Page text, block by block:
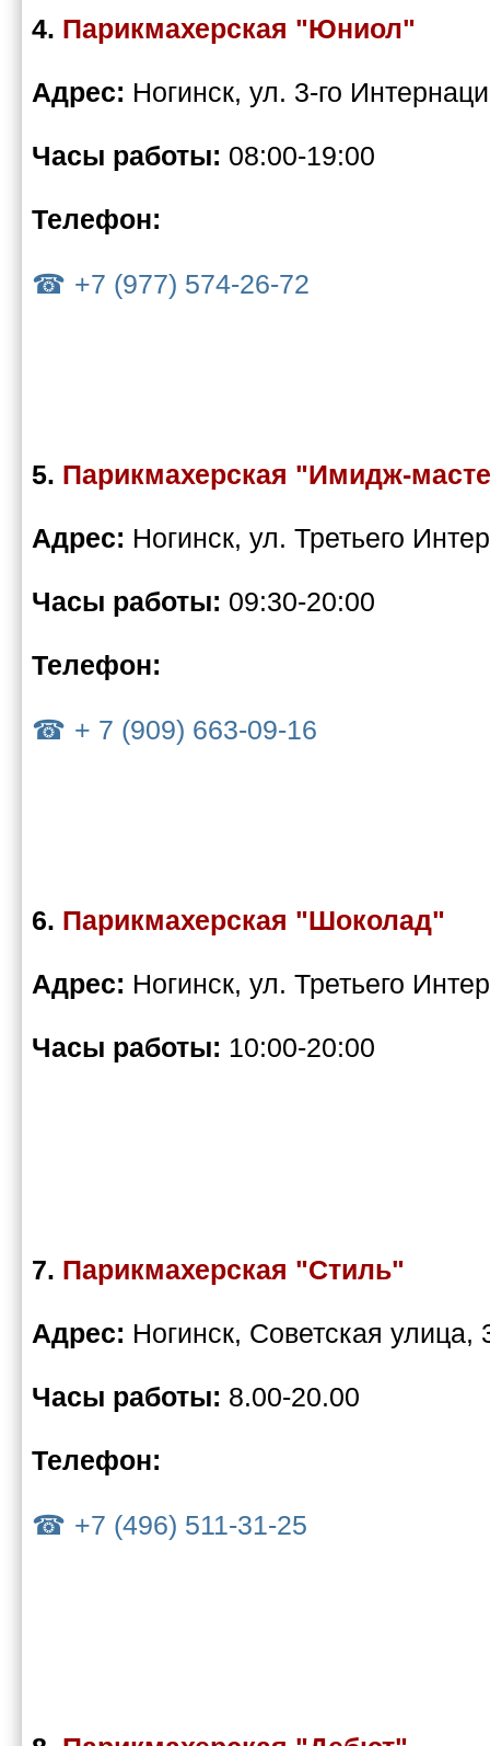
4. Парикмахерская "Юниол"
Адрес: Ногинск, ул. 3-го
Часы работы: 08:00-19:00
Телефон:
+7 (977) 574-26-72
5. Парикмахерская "Имидж-
Адрес: Ногинск, ул. Третьего
Часы работы: 09:30-20:00
Телефон:
+ 7 (909) 663-09-16
6. Парикмахерская "Шоколад"
Адрес: Ногинск, ул. Третьего
Часы работы: 10:00-20:00
7. Парикмахерская "Стиль"
Адрес: Ногинск, Советская улица,
Часы работы: 8.00-20.00
Телефон:
+7 (496) 511-31-25